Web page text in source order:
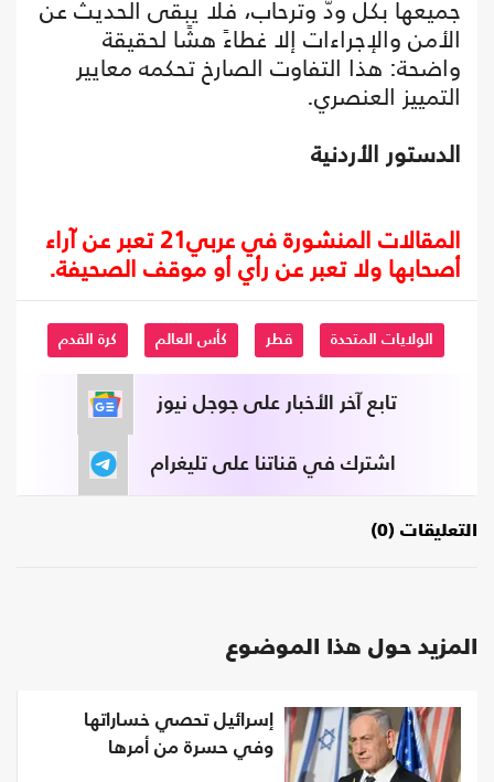
جميعها بكل ودّ وترحاب، فلا يبقى الحديث عن
الأمن والإجراءات إلا غطاءً هشًا لحقيقة
واضحة: هذا التفاوت الصارخ تحكمه معايير
التمييز العنصري.
الدستور الأردنية
المقالات المنشورة في عربي21 تعبر عن آراء
أصحابها ولا تعبر عن رأي أو موقف الصحيفة.
الولايات المتحدة قطر كأس العالم كرة القدم
تابع آخر الأخبار على جوجل نيوز
اشترك في قناتنا على تليغرام
التعليقات (0)
المزيد حول هذا الموضوع
إسرائيل تحصي خساراتها
وفي حسرة من أمرها